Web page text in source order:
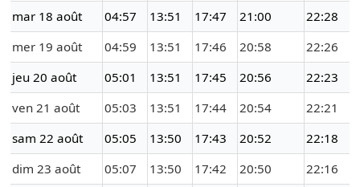
mar 18 août
04:57 13:51 17:47 21:00
22:28
mer 19 août
04:59 13:51 17:46 20:58
22:26
jeu 20 août
05:01 13:51 17:45 20:56
22:23
ven 21 août
05:03 13:51 17:44 20:54
22:21
sam 22 août
05:05 13:50 17:43 20:52
22:18
dim 23 août
05:07 13:50 17:42 20:50
22:16